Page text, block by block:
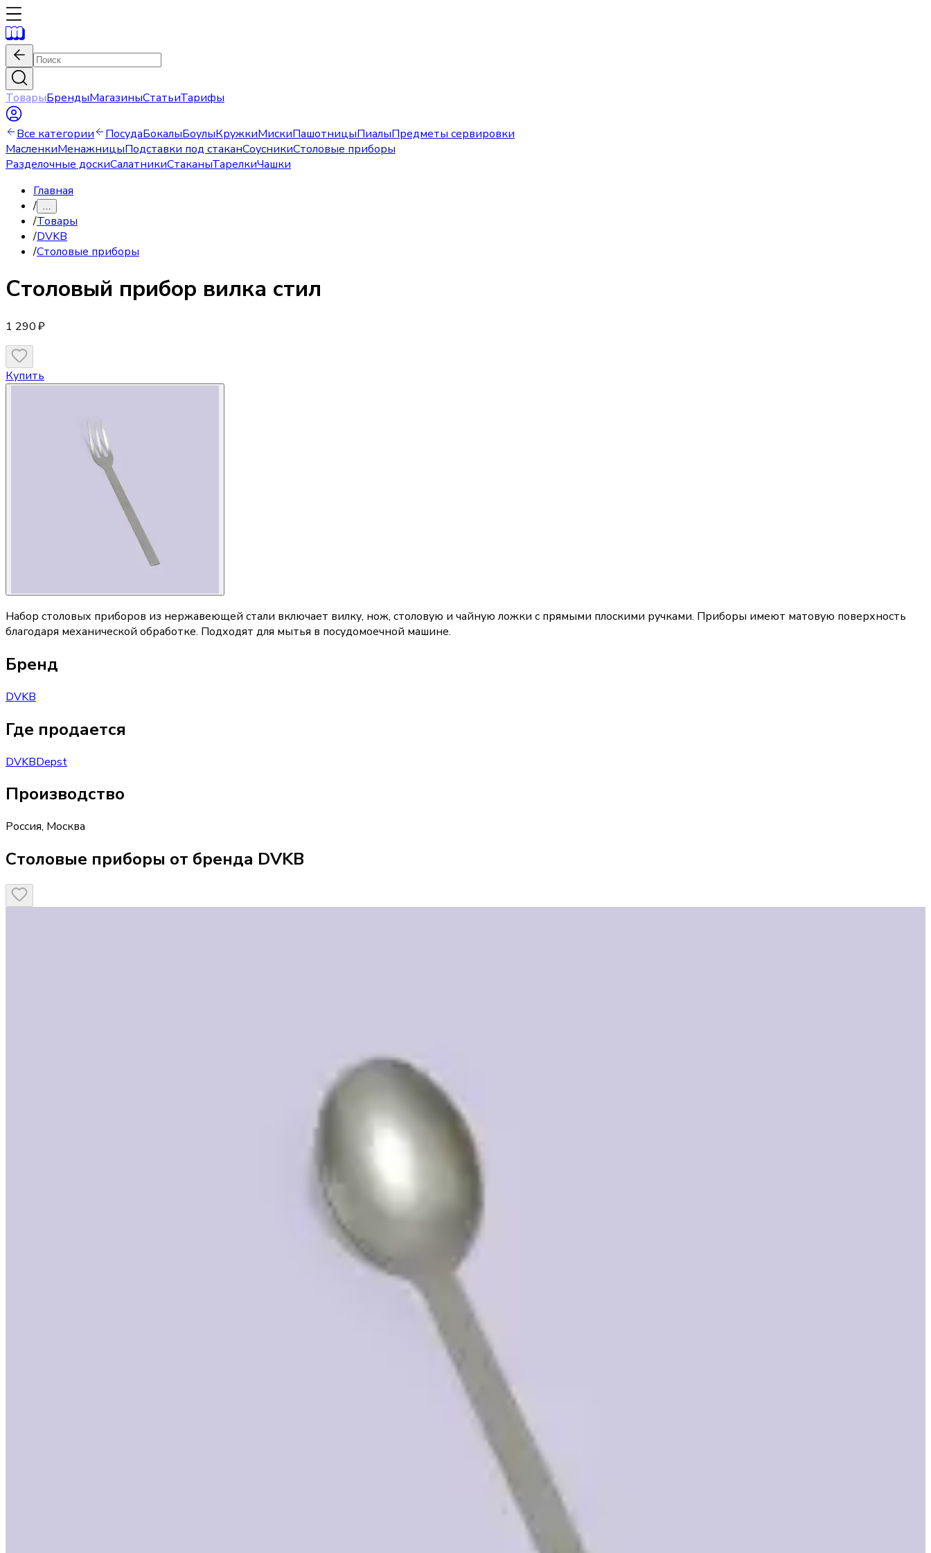
ТоварыБрендыМагазиныСтатьиТарифы
Все категории ПосудаБокалыБоулыКружкиМискиПашотницыПиалыПредметы сервировки
МасленкиМенажницыПодставки под стаканСоусникиСтоловые приборы
Разделочные доскиСалатникиСтаканыТарелкиЧашки
Главная
/ …
/Товары
/DVKB
/Столовые приборы
Столовый прибор вилка стил
1 290 ₽
Купить
Набор столовых приборов из нержавеющей стали включает вилку, нож, столовую и чайную ложки с прямыми плоскими ручками. Приборы имеют матовую поверхность
благодаря механической обработке. Подходят для мытья в посудомоечной машине.
Бренд
DVKB
Где продается
DVKBDepst
Производство
Россия, Москва
Столовые приборы от бренда DVKB